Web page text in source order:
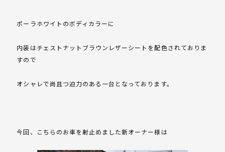
ポーラホワイトのボディカラーに
内装はチェストナットブラウンレザーシートを配色されておりま
すので
オシャレで尚且つ迫力のある一台となっております。
今回、こちらのお車を射止めました新オーナー様は